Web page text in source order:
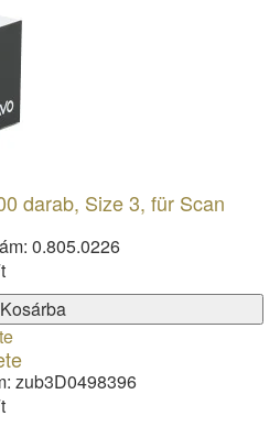
darab, Size 3, für Scan
0.805.0226
Kosárba
zub3D0498396